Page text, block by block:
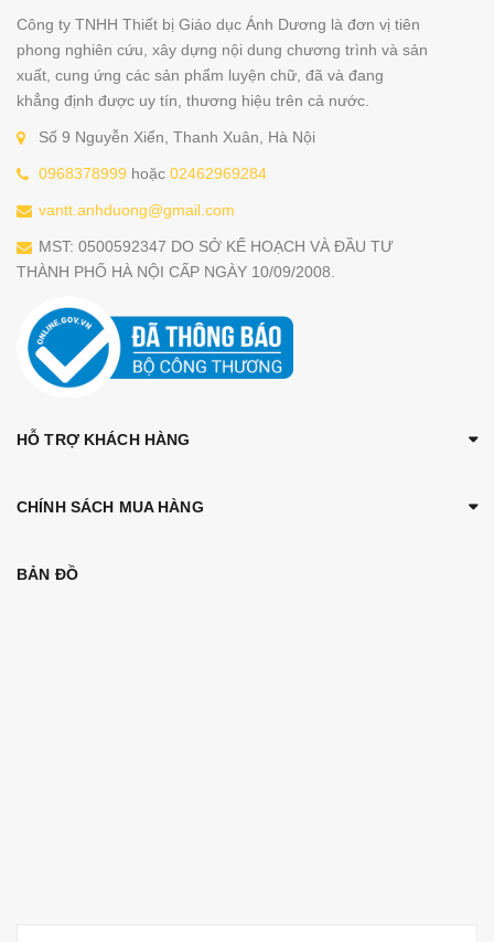
Công ty TNHH Thiết bị Giáo dục Ánh Dương là đơn vị tiên
phong nghiên cứu, xây dựng nội dung chương trình và sản
xuất, cung ứng các sản phẩm luyện chữ, đã và đang
khẳng định được uy tín, thương hiệu trên cả nước.
Số 9 Nguyễn Xiển, Thanh Xuân, Hà Nội
0968378999 hoặc 02462969284
vantt.anhduong@gmail.com
MST: 0500592347 DO SỞ KẾ HOẠCH VÀ ĐẦU TƯ
THÀNH PHỐ HÀ NỘI CẤP NGÀY 10/09/2008.
HỖ TRỢ KHÁCH HÀNG
CHÍNH SÁCH MUA HÀNG
BẢN ĐỒ